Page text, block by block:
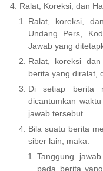
Ralat, Koreksi, dan
Ralat, koreksi,
Undang Pers,
Jawab yang
Ralat, koreksi
berita yang diralat,
Di setiap berita
dicantumkan
jawab tersebut.
Bila suatu berita
siber lain, maka:
Tanggung
pada berita